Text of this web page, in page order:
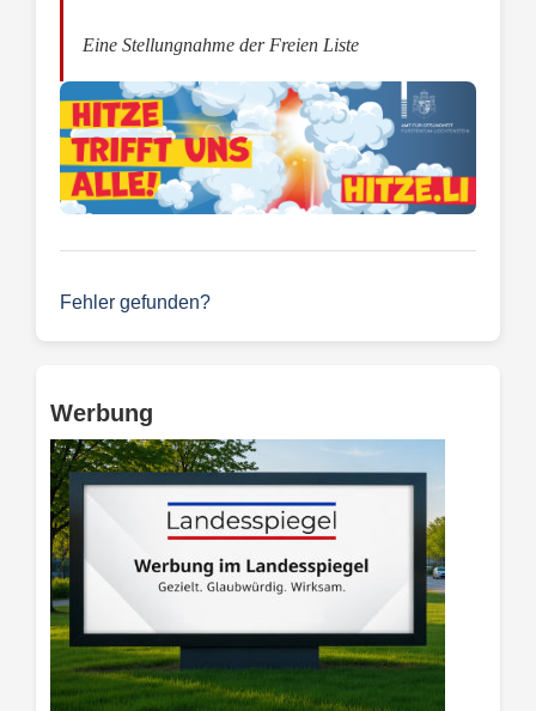
Eine Stellungnahme der Freien Liste
Fehler gefunden?
Werbung